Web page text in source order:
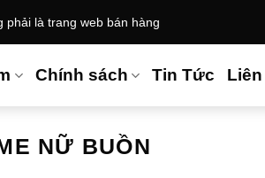
phải là trang web bán hàng
Chính sách Tin Tức Liên
NỮ BUỒN